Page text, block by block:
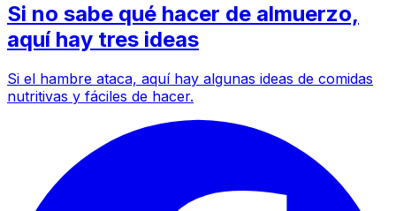
Si no sabe qué hacer de almuerzo,
aquí hay tres ideas
Si el hambre ataca, aquí hay algunas ideas de comidas
nutritivas y fáciles de hacer.